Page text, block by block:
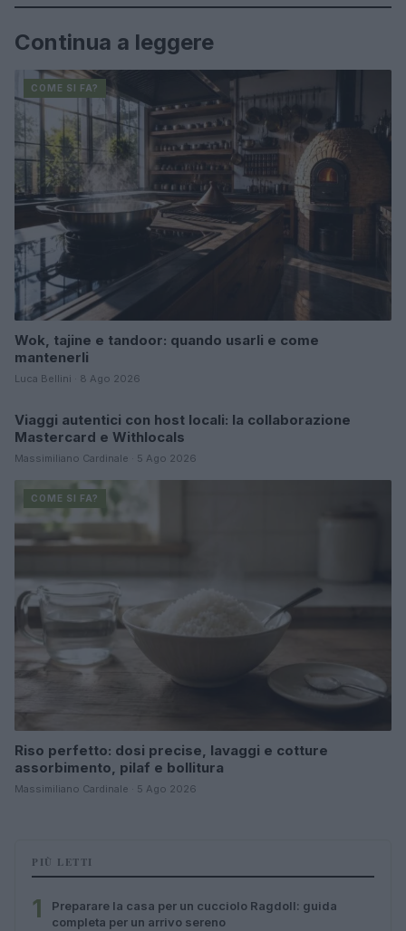
Continua a leggere
COME SI FA?
Wok, tajine e tandoor: quando usarli e come
mantenerli
Luca Bellini · 8 Ago 2026
COME SI FA?
Viaggi autentici con host locali: la collaborazione
Mastercard e Withlocals
Massimiliano Cardinale · 5 Ago 2026
COME SI FA?
Riso perfetto: dosi precise, lavaggi e cotture
assorbimento, pilaf e bollitura
Massimiliano Cardinale · 5 Ago 2026
PIÙ LETTI
1
Preparare la casa per un cucciolo Ragdoll: guida
completa per un arrivo sereno